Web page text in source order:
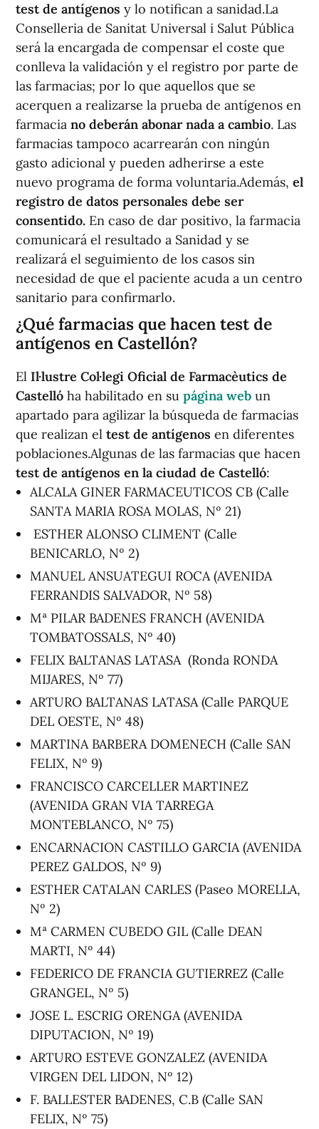
test de antígenos y lo notifican a sanidad.La
Conselleria de Sanitat Universal i Salut Pública
será la encargada de compensar el coste que
conlleva la validación y el registro por parte de
las farmacias; por lo que aquellos que se
acerquen a realizarse la prueba de antígenos en
farmacia no deberán abonar nada a cambio. Las
farmacias tampoco acarrearán con ningún
gasto adicional y pueden adherirse a este
nuevo programa de forma voluntaria.Además, el
registro de datos personales debe ser
consentido. En caso de dar positivo, la farmacia
comunicará el resultado a Sanidad y se
realizará el seguimiento de los casos sin
necesidad de que el paciente acuda a un centro
sanitario para confirmarlo.
¿Qué farmacias que hacen test de
antígenos en Castellón?
El Il·lustre Col·legi Oficial de Farmacèutics de
Castelló ha habilitado en su página web un
apartado para agilizar la búsqueda de farmacias
que realizan el test de antígenos en diferentes
poblaciones.Algunas de las farmacias que hacen
test de antígenos en la ciudad de Castelló:
ALCALA GINER FARMACEUTICOS CB (Calle
SANTA MARIA ROSA MOLAS, Nº 21)
ESTHER ALONSO CLIMENT (Calle
BENICARLO, Nº 2)
MANUEL ANSUATEGUI ROCA (AVENIDA
FERRANDIS SALVADOR, Nº 58)
Mª PILAR BADENES FRANCH (AVENIDA
TOMBATOSSALS, Nº 40)
FELIX BALTANAS LATASA (Ronda RONDA
MIJARES, Nº 77)
ARTURO BALTANAS LATASA (Calle PARQUE
DEL OESTE, Nº 48)
MARTINA BARBERA DOMENECH (Calle SAN
FELIX, Nº 9)
FRANCISCO CARCELLER MARTINEZ
(AVENIDA GRAN VIA TARREGA
MONTEBLANCO, Nº 75)
ENCARNACION CASTILLO GARCIA (AVENIDA
PEREZ GALDOS, Nº 9)
ESTHER CATALAN CARLES (Paseo MORELLA,
Nº 2)
Mª CARMEN CUBEDO GIL (Calle DEAN
MARTI, Nº 44)
FEDERICO DE FRANCIA GUTIERREZ (Calle
GRANGEL, Nº 5)
JOSE L. ESCRIG ORENGA (AVENIDA
DIPUTACION, Nº 19)
ARTURO ESTEVE GONZALEZ (AVENIDA
VIRGEN DEL LIDON, Nº 12)
F. BALLESTER BADENES, C.B (Calle SAN
FELIX, Nº 75)